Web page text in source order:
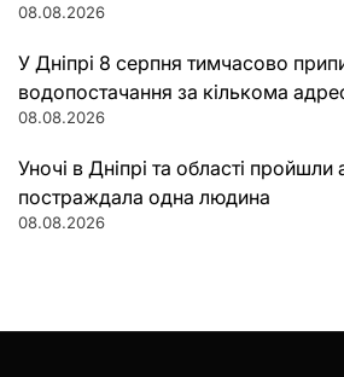
08.08.2026
У Дніпрі 8 серпня тимчасово
водопостачання за кількома
08.08.2026
Уночі в Дніпрі та області
постраждала одна людина
08.08.2026